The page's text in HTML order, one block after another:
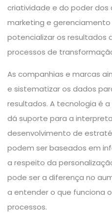
criatividade e do poder dos
marketing e
potencializar os resultados
processos de
As companhias e marcas
e sistematizar os dados
resultados. A tecnologia é
dá suporte para a
desenvolvimento de
podem ser baseados em
a respeito da
pode ser a diferença no
a entender o que funciona
processos.